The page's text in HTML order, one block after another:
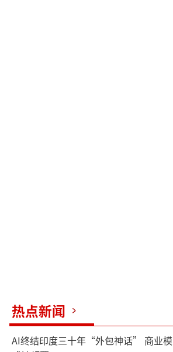
热点新闻
AI终结印度三十年“外包神话” 商业模